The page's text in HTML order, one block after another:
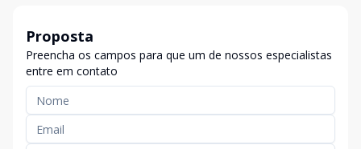
Proposta
Preencha os campos para que um de nossos especialistas
entre em contato